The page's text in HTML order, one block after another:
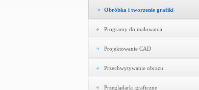
Obróbka i tworzenie grafiki
Programy do malowania
Projektowanie CAD
Przechwytywanie obrazu
Przeglądarki graficzne